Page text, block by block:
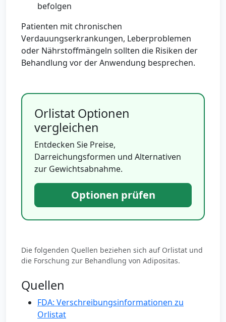
befolgen
Patienten mit chronischen
Verdauungserkrankungen, Leberproblemen
oder Nährstoffmängeln sollten die Risiken der
Behandlung vor der Anwendung besprechen.
Orlistat Optionen
vergleichen
Entdecken Sie Preise,
Darreichungsformen und Alternativen
zur Gewichtsabnahme.
Optionen prüfen
Die folgenden Quellen beziehen sich auf Orlistat und
die Forschung zur Behandlung von Adipositas.
Quellen
FDA: Verschreibungsinformationen zu
Orlistat